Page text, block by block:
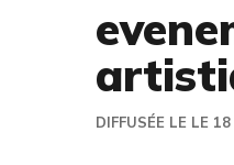
DIFFUSÉE LE LE